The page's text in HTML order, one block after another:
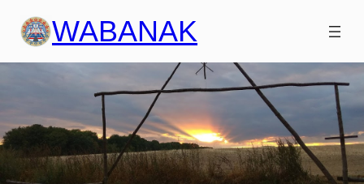
WABANAK